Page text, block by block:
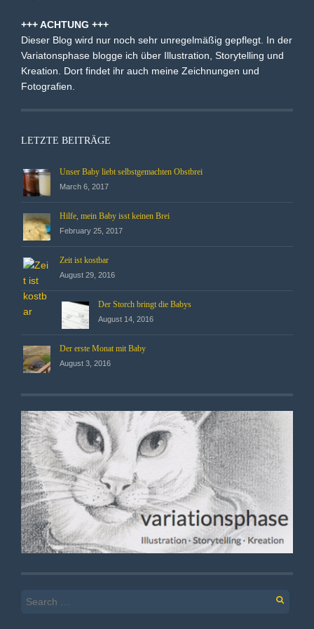
+++ ACHTUNG +++
Dieser Blog wird nur noch sehr unregelmäßig gepflegt. In der
Variatonsphase blogge ich über Illustration, Storytelling und
Kreation. Dort findet ihr auch meine Zeichnungen und
Fotografien.
LETZTE BEITRÄGE
Unser Baby liebt selbstgemachten Obstbrei
March 6, 2017
Hilfe, mein Baby isst keinen Brei
February 25, 2017
Zeit ist kostbar
August 29, 2016
Der Storch bringt die Babys
August 14, 2016
Der erste Monat mit Baby
August 3, 2016
Search